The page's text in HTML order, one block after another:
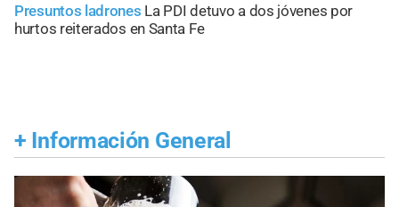
Presuntos ladrones La PDI detuvo a dos jóvenes por
hurtos reiterados en Santa Fe
+ Información General